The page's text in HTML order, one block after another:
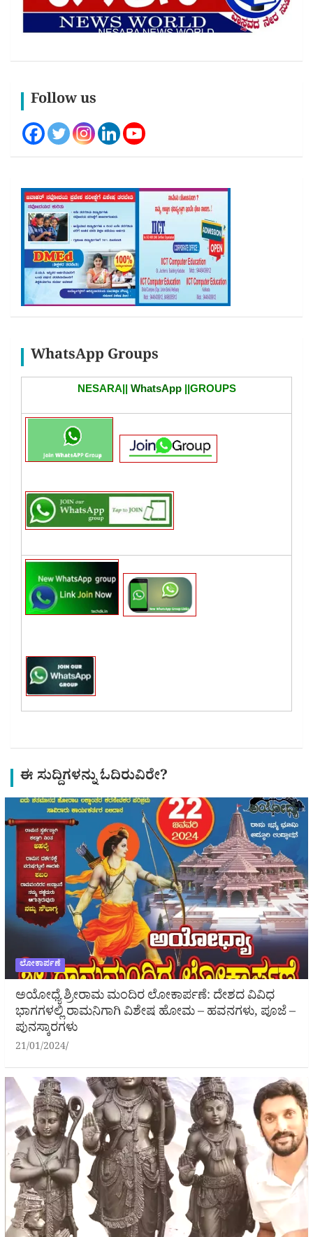
Follow us
WhatsApp Groups
NESARA|| WhatsApp||GROUPS
ಈ ಸುದ್ದಿಗಳನ್ನು ಓದಿರುವಿರೇ?
ಲೋಕಾರ್ಪಣೆ
ಅಯೋಧ್ಯೆ ಶ್ರೀರಾಮ ಮಂದಿರ ಲೋಕಾರ್ಪಣೆ: ದೇಶದ ವಿವಿಧ
ಭಾಗಗಳಲ್ಲಿ ರಾಮನಿಗಾಗಿ ವಿಶೇಷ ಹೋಮ – ಹವನಗಳು, ಪೂಜೆ –
ಪುನಸ್ಕಾರಗಳು
21/01/2024